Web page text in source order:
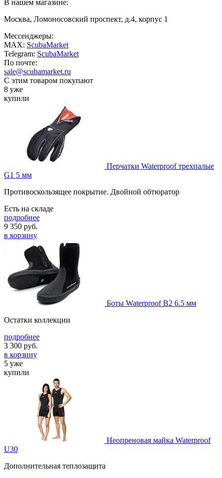
В нашем магазине:
Москва, Ломоносовский проспект, д.4, корпус 1
Мессенджеры:
MAX: ScubaMarket
Telegram: ScubaMarket
По почте:
sale@scubamarket.ru
С этим товаром покупают
8 уже
купили
Перчатки Waterproof трехпалые
G1 5 мм
Противоскользящее покрытие. Двойной обтюратор
Есть на складе
подробнее
9 350 руб.
в корзину
Боты Waterproof B2 6.5 мм
Остатки коллекции
подробнее
3 300 руб.
в корзину
5 уже
купили
Неопреновая майка Waterproof
U30
Дополнительная теплозащита